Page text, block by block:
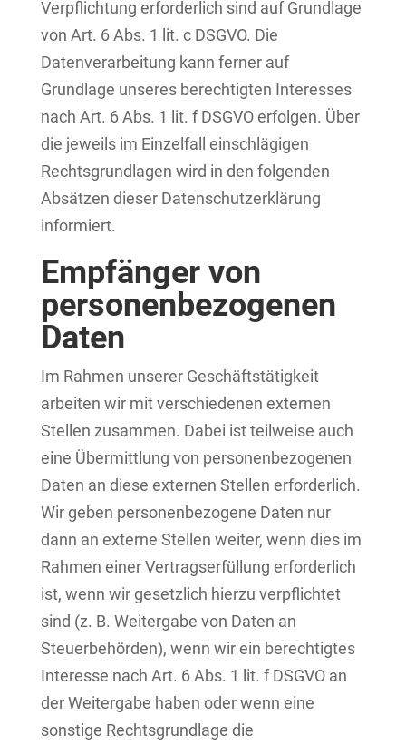
Verpflichtung erforderlich sind auf Grundlage
von Art. 6 Abs. 1 lit. c DSGVO. Die
Datenverarbeitung kann ferner auf
Grundlage unseres berechtigten Interesses
nach Art. 6 Abs. 1 lit. f DSGVO erfolgen. Über
die jeweils im Einzelfall einschlägigen
Rechtsgrundlagen wird in den folgenden
Absätzen dieser Datenschutzerklärung
informiert.
Empfänger von
personenbezogenen
Daten
Im Rahmen unserer Geschäftstätigkeit
arbeiten wir mit verschiedenen externen
Stellen zusammen. Dabei ist teilweise auch
eine Übermittlung von personenbezogenen
Daten an diese externen Stellen erforderlich.
Wir geben personenbezogene Daten nur
dann an externe Stellen weiter, wenn dies im
Rahmen einer Vertragserfüllung erforderlich
ist, wenn wir gesetzlich hierzu verpflichtet
sind (z. B. Weitergabe von Daten an
Steuerbehörden), wenn wir ein berechtigtes
Interesse nach Art. 6 Abs. 1 lit. f DSGVO an
der Weitergabe haben oder wenn eine
sonstige Rechtsgrundlage die